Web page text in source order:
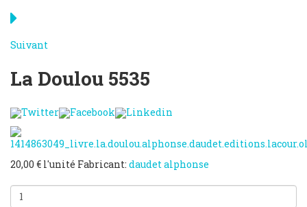
Suivant
La Doulou 5535
Twitter Facebook Linkedin
20,00 € l'unité Fabricant: daudet alphonse